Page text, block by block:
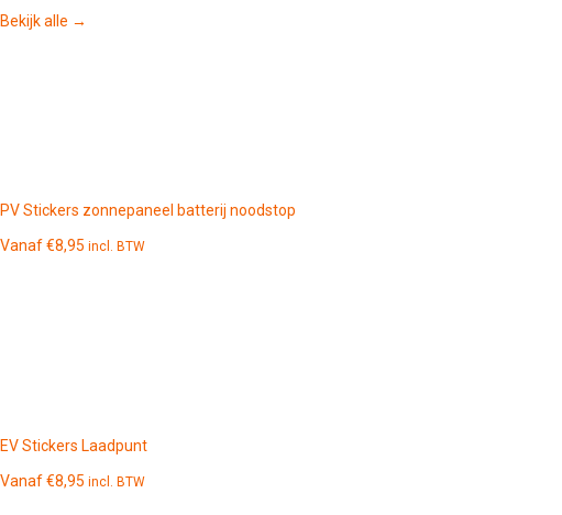
Bekijk alle →
PV Stickers zonnepaneel batterij noodstop
Vanaf€8,95 incl. BTW
EV Stickers Laadpunt
Vanaf€8,95 incl. BTW